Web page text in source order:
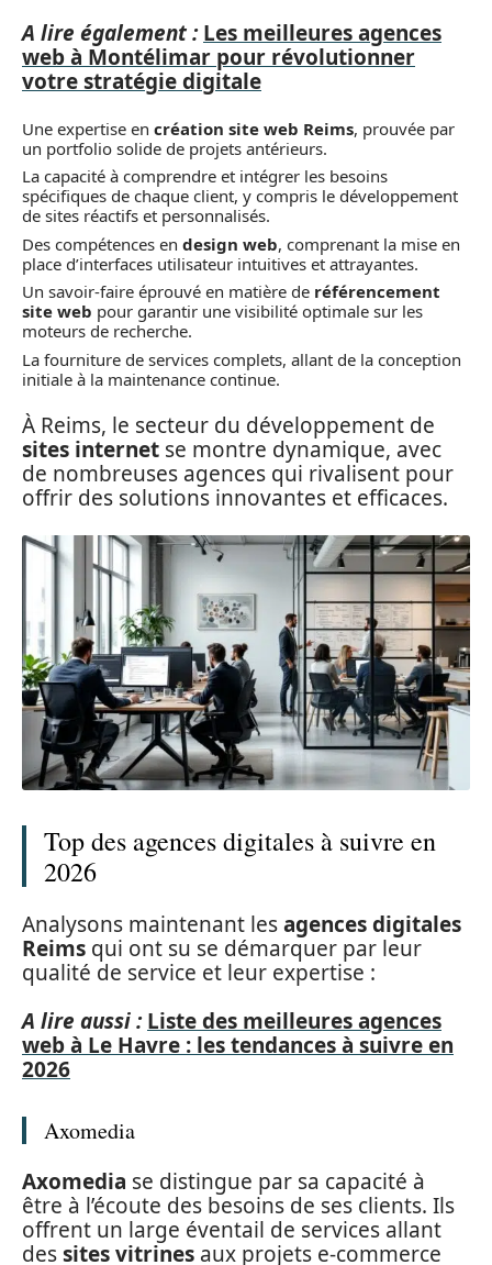
A lire également : Les meilleures agences
web à Montélimar pour révolutionner
votre stratégie digitale
Une expertise en création site web Reims, prouvée par
un portfolio solide de projets antérieurs.
La capacité à comprendre et intégrer les besoins
spécifiques de chaque client, y compris le développement
de sites réactifs et personnalisés.
Des compétences en design web, comprenant la mise en
place d’interfaces utilisateur intuitives et attrayantes.
Un savoir-faire éprouvé en matière de référencement
site web pour garantir une visibilité optimale sur les
moteurs de recherche.
La fourniture de services complets, allant de la conception
initiale à la maintenance continue.
À Reims, le secteur du développement de
sites internet se montre dynamique, avec
de nombreuses agences qui rivalisent pour
offrir des solutions innovantes et efficaces.
Top des agences digitales à suivre en
2026
Analysons maintenant lesagences digitales
Reims qui ont su se démarquer par leur
qualité de service et leur expertise :
A lire aussi : Liste des meilleures agences
web à Le Havre : les tendances à suivre en
2026
Axomedia
Axomedia se distingue par sa capacité à
être à l’écoute des besoins de ses clients. Ils
offrent un large éventail de services allant
dessites vitrines aux projets e-commerce